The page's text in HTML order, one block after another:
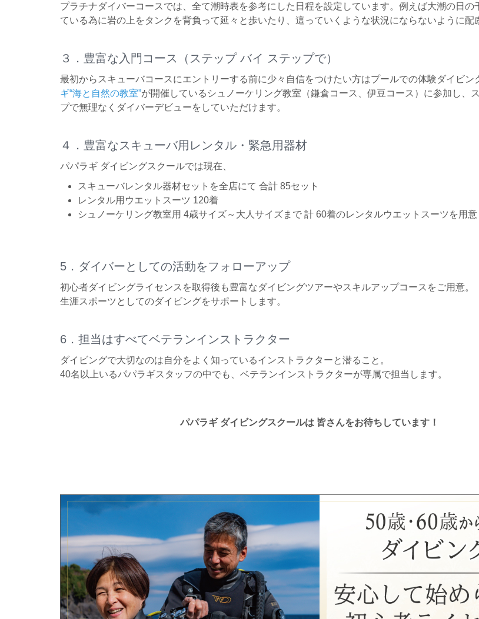
プラチナダイバーコースでは、全て潮時表を参考にした日程を設定しています。例えば大潮の日の
ている為に岩の上をタンクを背負って延々と歩いたり、這っていくような状況にならないように配
３．豊富な入門コース（ステップ バイ ステップで）
最初からスキューバコースにエントリーする前に少々自信をつけたい方はプールでの体験ダイビン
ギ“海と自然の教室”が開催しているシュノーケリング教室（鎌倉コース、伊豆コース）に参加し、
プで無理なくダイバーデビューをしていただけます。
４．豊富なスキューバ用レンタル・緊急用器材
パパラギ ダイビングスクールでは現在、
スキューバレンタル器材セットを全店にて 合計 85セット
レンタル用ウエットスーツ 120着
シュノーケリング教室用 4歳サイズ～大人サイズまで 計 60着のレンタルウエットスーツを用意
5．ダイバーとしての活動をフォローアップ
初心者ダイビングライセンスを取得後も豊富なダイビングツアーやスキルアップコースをご用意。
生涯スポーツとしてのダイビングをサポートします。
6．担当はすべてベテランインストラクター
ダイビングで大切なのは自分をよく知っているインストラクターと潜ること。
40名以上いるパパラギスタッフの中でも、ベテランインストラクターが専属で担当します。
パパラギ ダイビングスクールは 皆さんをお待ちしています！